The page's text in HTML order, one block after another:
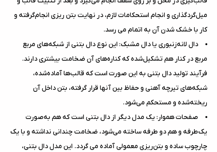
میل‌گردگذاری و انجام استحکامات لازم، در نهایت بتن ریزی انجام‌گرفته و
کار با خشک شدن آن به اتمام می رسد.
دال لانه‌زنبوری یا دال مشبک: این نوع دال بتنی از شبکه‌های مربع
مربع در کنار هم تشکیل‌شده که کناره‌های آن ضخامت بیشتری دارند.
فرآیند تولید دال بتنی به این صورت است که قالب‌ها آماده‌شده،
شبکه‌های تیرچه آهنی و حفاظ بین آنها قرار گرفته، بتن داخل آن
ریخته‌شده و مستحکم می‌شود.
صفحات هموار: یک مدل دیگر از دال بتنی است که هم به‌صورت
یک‌طرفه و هم دو طرفه ساخته می‌شود، ضخامت چندانی نداشته و با یک
چارچوب ساده و بتن‌ریزی معمولی آماده می گردد. این مدل دال بتنی،